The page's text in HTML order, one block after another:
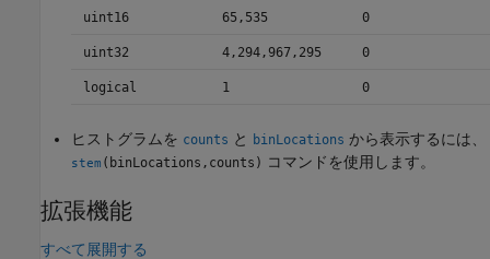
uint16 65,535 0
uint32 4,294,967,295 0
logical 1 0
ヒストグラムを counts と binLocations から表示するには、
stem (binLocations,counts) コマンドを使用します。
拡張機能
すべて展開する